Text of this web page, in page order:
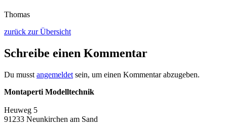
Thomas
zurück zur Übersicht
Schreibe einen Kommentar
Du musst angemeldet sein, um einen Kommentar abzugeben.
Montaperti Modelltechnik
Heuweg 5
91233 Neunkirchen am Sand